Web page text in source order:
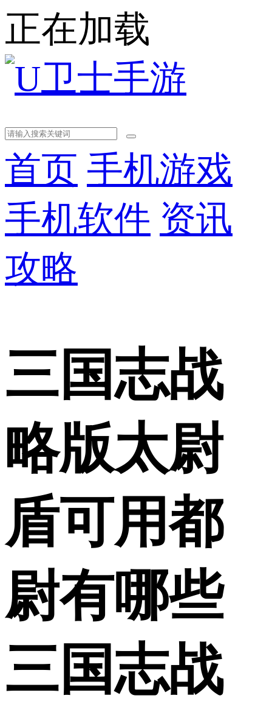
正在加载
首页 手机游戏
手机软件 资讯
攻略
三国志战
略版太尉
盾可用都
尉有哪些
三国志战